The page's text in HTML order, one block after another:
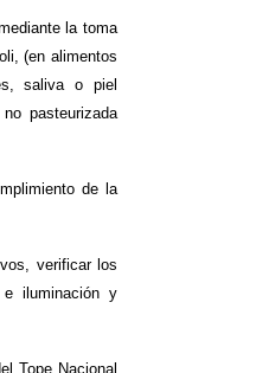
la toma
(en alimentos
saliva o piel
pasteurizada
de la
verificar los
e iluminación y
Tope Nacional